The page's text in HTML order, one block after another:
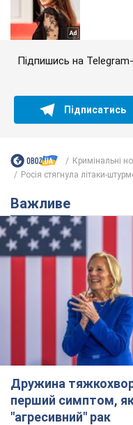
Підпишись на
Підписатись
Кримінальні
Росія стягнула літаки-
Важливе
Дружина
перший симптом,
"агресивний" рак